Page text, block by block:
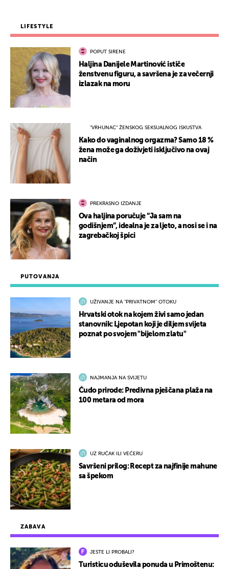
ZABAVA
JESTE LI PROBALI?
Turisticu oduševila ponuda u Primoštenu:
PUTOVANJA
UŽIVANJE NA "PRIVATNOM" OTOKU
Hrvatski otok na kojem živi samo jedan
stanovnik: Ljepotan koji je diljem svijeta
poznat po svojem "bijelom zlatu"
NAJMANJA NA SVIJETU
Čudo prirode: Predivna pješčana plaža na
100 metara od mora
UZ RUČAK ILI VEČERU
Savršeni prilog: Recept za najfinije mahune
sa špekom
LIFESTYLE
POPUT SIRENE
Haljina Danijele Martinović ističe
ženstvenu figuru, a savršena je za večernji
izlazak na moru
"VRHUNAC" ŽENSKOG SEKSUALNOG ISKUSTVA
Kako do vaginalnog orgazma? Samo 18 %
žena može ga doživjeti isključivo na ovaj
način
PREKRASNO IZDANJE
Ova haljina poručuje “Ja sam na
godišnjem”, idealna je za ljeto, a nosi se i na
zagrebačkoj špici